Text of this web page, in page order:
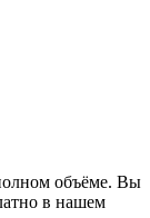
объёме. Вы
в нашем